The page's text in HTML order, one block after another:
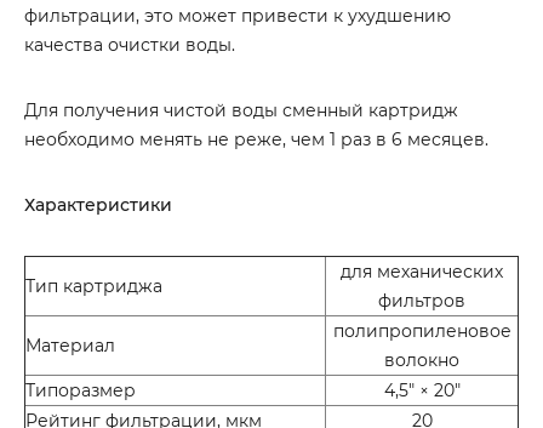
фильтрации, это может привести к ухудшению
качества очистки воды.
Для получения чистой воды сменный картридж
необходимо менять не реже, чем 1 раз в 6 месяцев.
Характеристики
Тип картриджа
для механических
фильтров
Материал
полипропиленовое
волокно
Типоразмер
4,5″ × 20″
Рейтинг фильтрации, мкм
20